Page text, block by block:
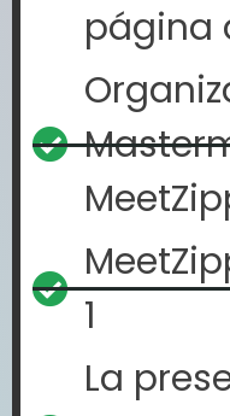
página
1
La